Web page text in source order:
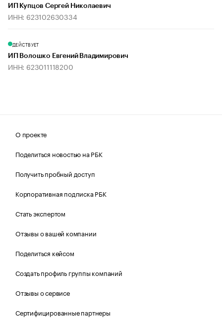
ИП Купцов Сергей Николаевич
ИНН: 623102630334
ДЕЙСТВУЕТ
ИП Волошко Евгений Владимирович
ИНН: 623011118200
О проекте
Поделиться новостью на РБК
Получить пробный доступ
Корпоративная подписка РБК
Стать экспертом
Отзывы о вашей компании
Поделиться кейсом
Создать профиль группы компаний
Отзывы о сервисе
Сертифицированные партнеры